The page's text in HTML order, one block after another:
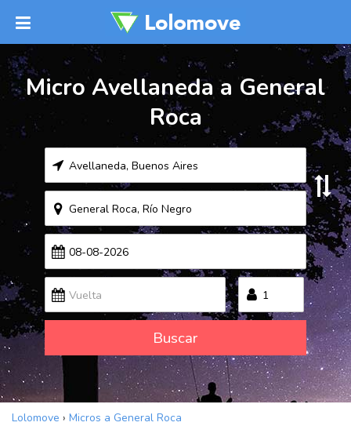
Micro Avellaneda a General
Roca
Buscar
Lolomove › Micros a General Roca